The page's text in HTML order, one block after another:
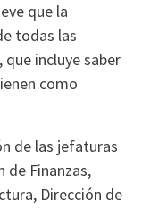
que la
todas las
incluye saber
como
de las jefaturas
de Finanzas,
Dirección de